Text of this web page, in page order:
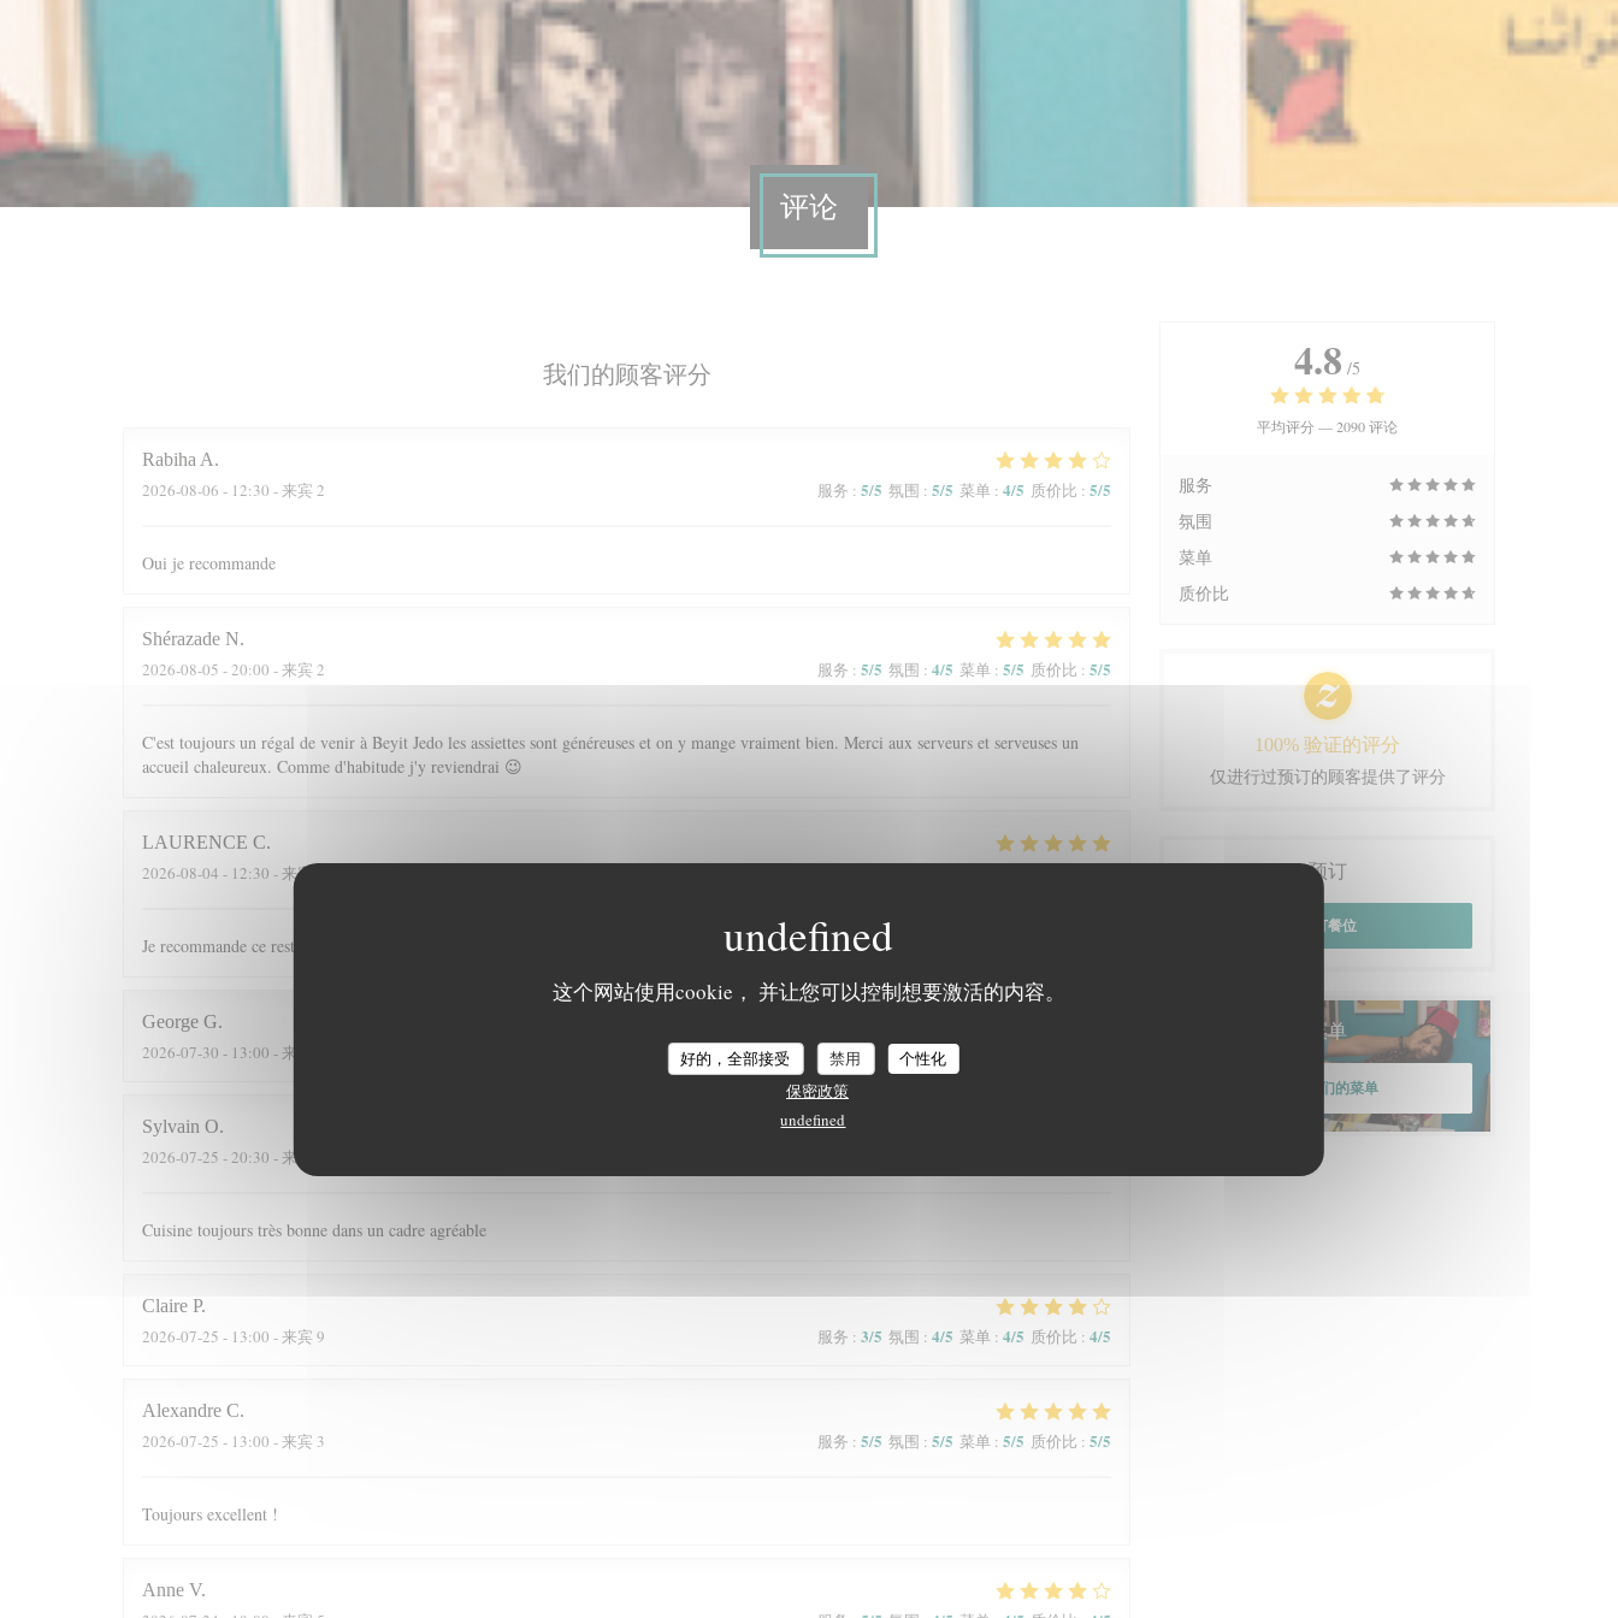
这个网站使用cookie， 并让您可以控制想要激活的内容。
好的，全部接受 禁用
个性化
保密政策
undefined
评论
我们的顾客评分
Rabiha A
2026-08-06 - 12:30 - 来宾 2 服务 : 5/5 氛围 : 5/5 菜单 : 4/5 质价比 : 5/5
Oui je recommande
Shérazade N
2026-08-05 - 20:00 - 来宾 2 服务 : 5/5 氛围 : 4/5 菜单 : 5/5 质价比 : 5/5
C'est toujours un régal de venir à Beyit Jedo les assiettes sont généreuses et on y mange vraiment bien. Merci aux serveurs et serveuses un
accueil chaleureux. Comme d'habitude j'y reviendrai 😉
LAURENCE C
2026-08-04 - 12:30 - 来宾 10
Je recommande ce restaurant tant pour les plats que pour l'ambiance chaleureuse et le cadre
George G
2026-07-30 - 13:00 - 来宾 2 服务:5/5 氛围:5/5
Sylvain O
2026-07-25 - 20:30 - 来宾 3
Cuisine toujours très bonne dans un cadre agréable
Claire P
2026-07-25 - 13:00 - 来宾 9 服务 : 3/5 氛围 : 4/5 菜单 : 4/5 质价比 : 4/5
Alexandre C
2026-07-25 - 13:00 - 来宾 3 服务 : 5/5 氛围 : 5/5 菜单 : 5/5 质价比 : 5/5
Toujours excellent !
Anne V
4.8 /5
平均评分 —2090 评论
服务
氛围
菜单
质价比
100% 验证的评分
仅进行过预订的顾客提供了评分
预订
预订餐位
菜单
发现我们的菜单